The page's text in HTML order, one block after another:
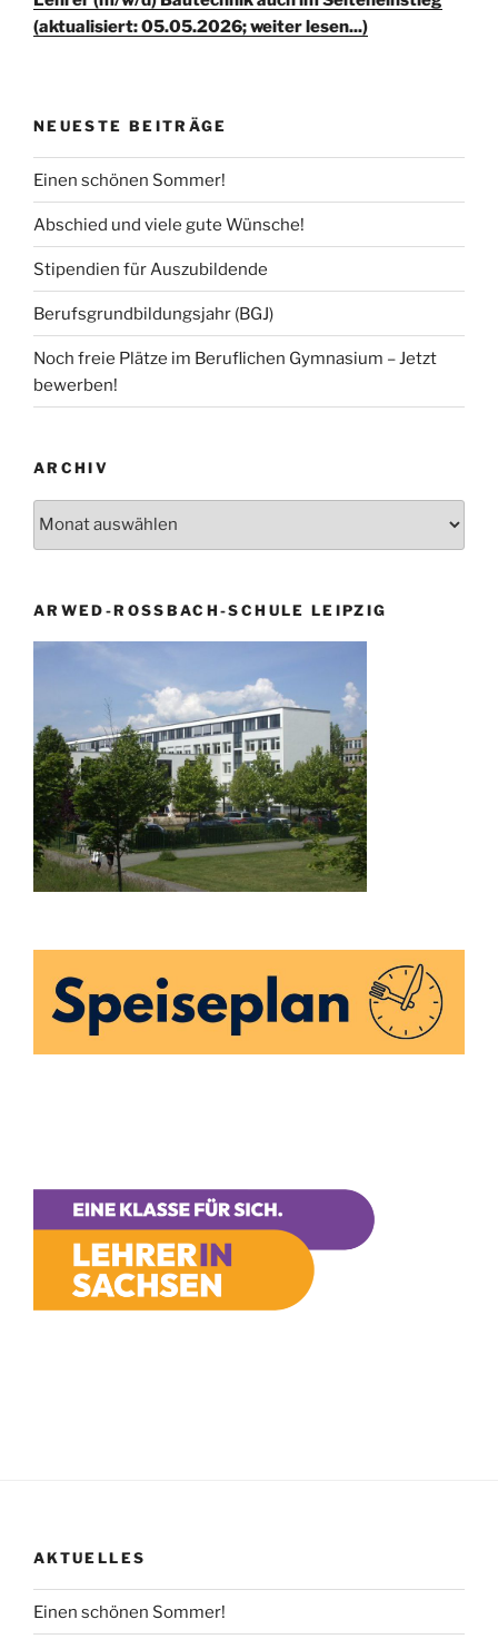
(aktualisiert: 05.05.2026; weiter lesen...)
NEUESTE BEITRÄGE
Einen schönen Sommer!
Abschied und viele gute Wünsche!
Stipendien für Auszubildende
Berufsgrundbildungsjahr (BGJ)
Noch freie Plätze im Beruflichen Gymnasium – Jetzt
bewerben!
ARCHIV
ARWED-ROSSBACH-SCHULE LEIPZIG
AKTUELLES
Einen schönen Sommer!